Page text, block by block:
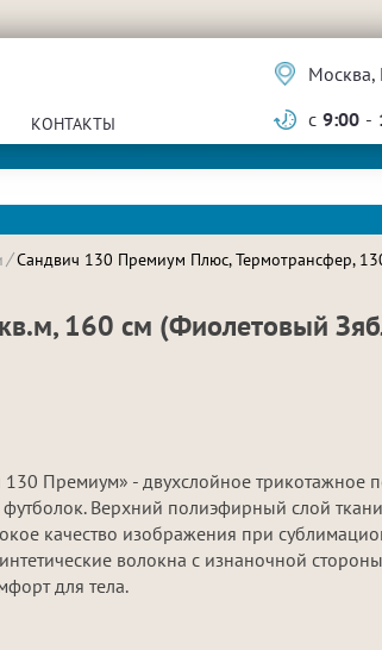
КОНТАКТЫ
Москва,
с 9:00 -
Сандвич 130 Премиум Плюс, Термотрансфер,
160 см (Фиолетовый
130 Премиум» - двухслойное трикотажное
футболок. Верхний полиэфирный слой ткани
качество изображения при
волокна с изнаночной
для тела.